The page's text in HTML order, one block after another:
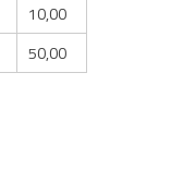
10,00
50,00